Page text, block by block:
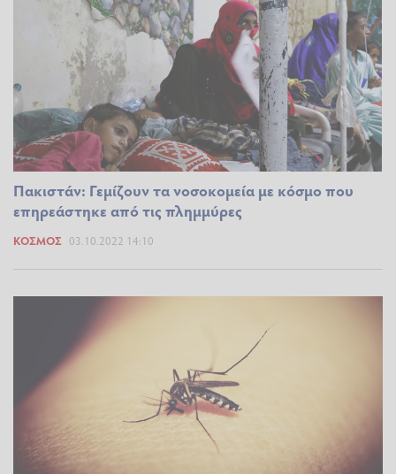
Πακιστάν: Γεμίζουν τα νοσοκομεία με κόσμο που
επηρεάστηκε από τις πλημμύρες
ΚΌΣΜΟΣ 03.10.2022 14:10